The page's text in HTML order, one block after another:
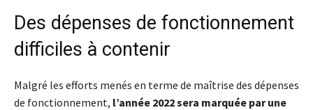
Des dépenses de fonctionnement
difficiles à contenir
Malgré les efforts menés en terme de maîtrise des dépenses
de fonctionnement, l’année 2022 sera marquée par une